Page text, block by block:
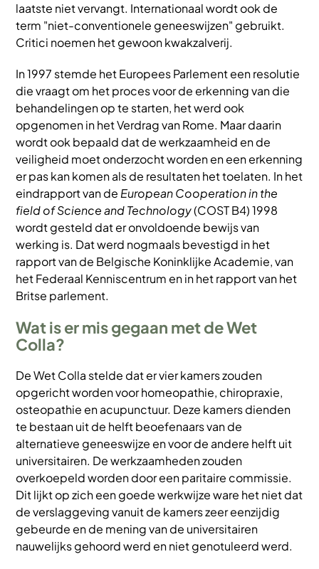
laatste niet vervangt. Internationaal wordt ook de
term "niet-conventionele geneeswijzen" gebruikt.
Critici noemen het gewoon kwakzalverij.
In 1997 stemde het Europees Parlement een resolutie
die vraagt om het proces voor de erkenning van die
behandelingen op te starten, het werd ook
opgenomen in het Verdrag van Rome. Maar daarin
wordt ook bepaald dat de werkzaamheid en de
veiligheid moet onderzocht worden en een erkenning
er pas kan komen als de resultaten het toelaten. In het
eindrapport van deEuropean Cooperation in the
field of Science and Technology(COST B4) 1998
wordt gesteld dat er onvoldoende bewijs van
werking is. Dat werd nogmaals bevestigd in het
rapport van de Belgische Koninklijke Academie, van
het Federaal Kenniscentrum en in het rapport van het
Britse parlement.
Wat is er mis gegaan met de Wet
Colla?
De Wet Colla stelde dat er vier kamers zouden
opgericht worden voor homeopathie, chiropraxie,
osteopathie en acupunctuur. Deze kamers dienden
te bestaan uit de helft beoefenaars van de
alternatieve geneeswijze en voor de andere helft uit
universitairen. De werkzaamheden zouden
overkoepeld worden door een paritaire commissie.
Dit lijkt op zich een goede werkwijze ware het niet dat
de verslaggeving vanuit de kamers zeer eenzijdig
gebeurde en de mening van de universitairen
nauwelijks gehoord werd en niet genotuleerd werd.